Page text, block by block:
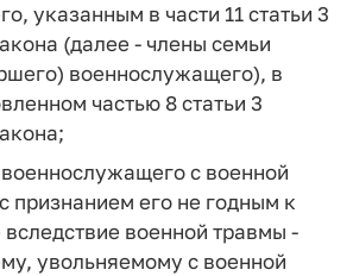
указанным в части 11 статьи 3
(далее - члены семьи
военнослужащего), в
частью 8 статьи 3
с военной
признанием его не годным к
военной травмы -
увольняемому с военной